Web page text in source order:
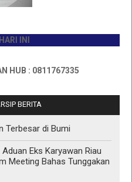
: 0811767335
BERITA
Terbesar di Bumi
Eks Karyawan Riau
Meeting Bahas Tunggakan